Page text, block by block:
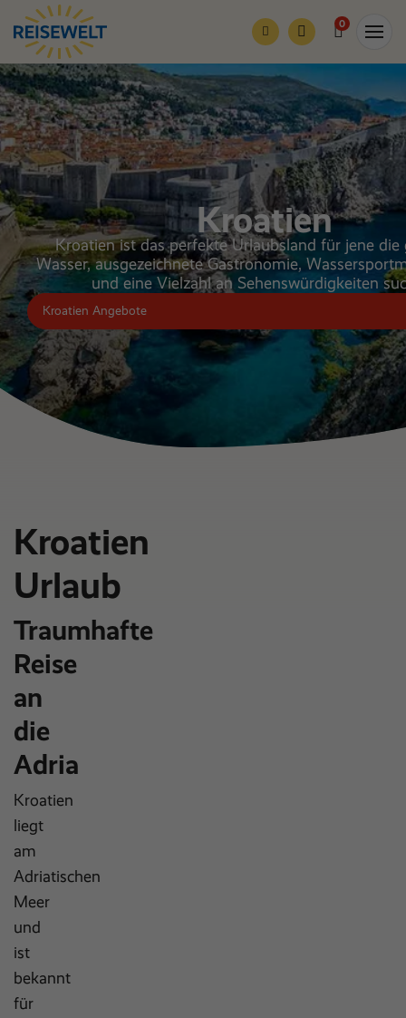
0
Kroatien
Kroatien ist das perfekte Urlaubsland für jene die
Wasser, ausgezeichnete Gastronomie,
und eine Vielzahl an Sehenswürdigkeiten
Kroatien Angebote
Kroatien
Urlaub
Traumhafte
Reise
an
die
Adria
Kroatien
liegt
am
Adriatischen
Meer
und
ist
bekannt
für